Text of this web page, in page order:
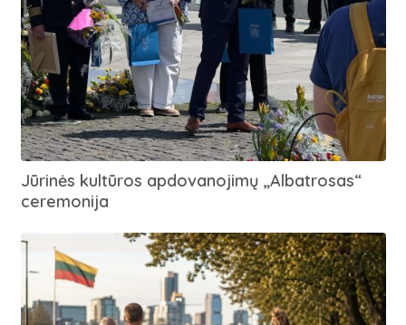
Jūrinės kultūros apdovanojimų „Albatrosas“
ceremonija